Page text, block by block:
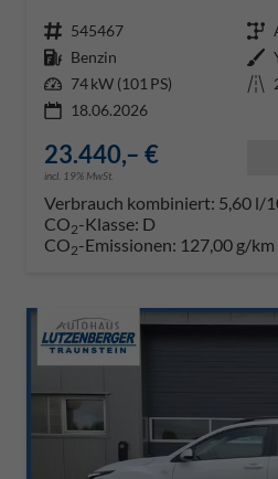
Fahrzeugnr. 545467 Getriebe
Kraftstoff Benzin Außenfarbe
Leistung 74 kW (101 PS) Kilometerstand
18.06.2026
23.440,– €
incl. 19% MwSt.
Verbrauch kombiniert: 5,60 l/
CO2-Klasse: D
CO2-Emissionen: 127,00 g/km